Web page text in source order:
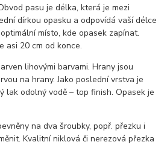
pasu je délka, která je mezi
dírkou opasku a odpovídá vaší délce
místo, kde opasek zapínat.
asi 20 cm od konce.
lihovými barvami. Hrany jsou
na hrany. Jako poslední vrstva je
lak odolný vodě – top finish. Opasek je
na dva šroubky, popř. přezku i
Kvalitní niklová či nerezová přezka